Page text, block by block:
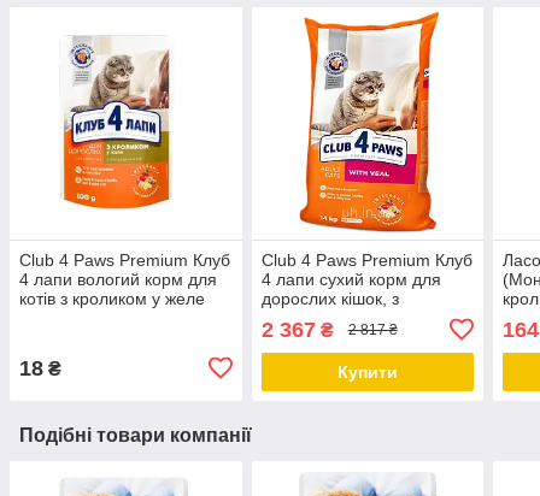
Club 4 Paws Premium Клуб
4 лапи вологий корм для
котів з кроликом у желе
18 ₴
Club 4 Paws Premium Клуб
4 лапи сухий корм для
дорослих кішок, з
2 367₴ 2 817 ₴
Купити
164
Подібні товари компанії